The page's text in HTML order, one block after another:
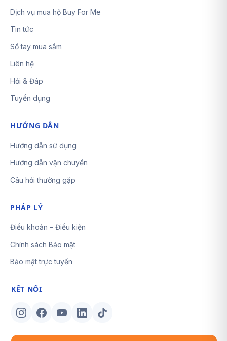
Dịch vụ mua hộ Buy For Me
Tin tức
Sổ tay mua sắm
Liên hệ
Hỏi & Đáp
Tuyển dụng
HƯỚNG DẪN
Hướng dẫn sử dụng
Hướng dẫn vận chuyển
Câu hỏi thường gặp
PHÁP LÝ
Điều khoản – Điều kiện
Chính sách Bảo mật
Bảo mật trực tuyến
KẾT NỐI